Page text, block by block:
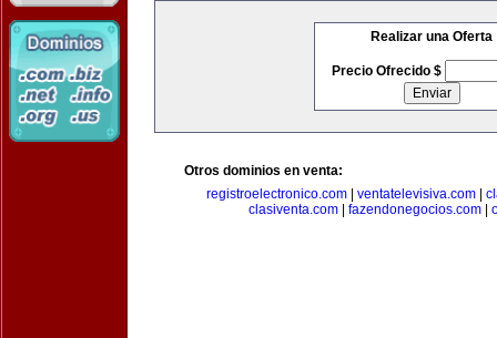
Realizar una Oferta
Precio Ofrecido $
Otros dominios en venta:
registroelectronico.com
ventatelevisiva.com
clasiventa.com| fazendonegocios.com|